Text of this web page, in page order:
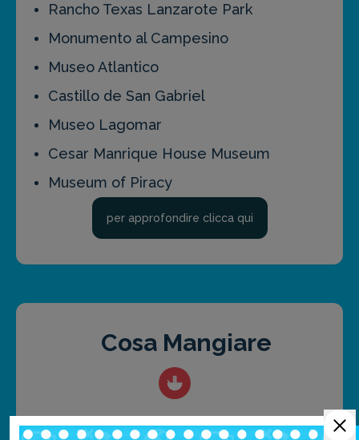
Rancho Texas Lanzarote Park
Monumento al Campesino
Museo Atlantico
Castillo de San Gabriel
Museo Lagomar
Cesar Manrique House Museum
Museum of Piracy
per approfondire clicca qui
Cosa Mangiare